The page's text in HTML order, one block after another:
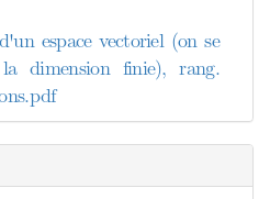
espace vectoriel (on se
dimension finie), rang.